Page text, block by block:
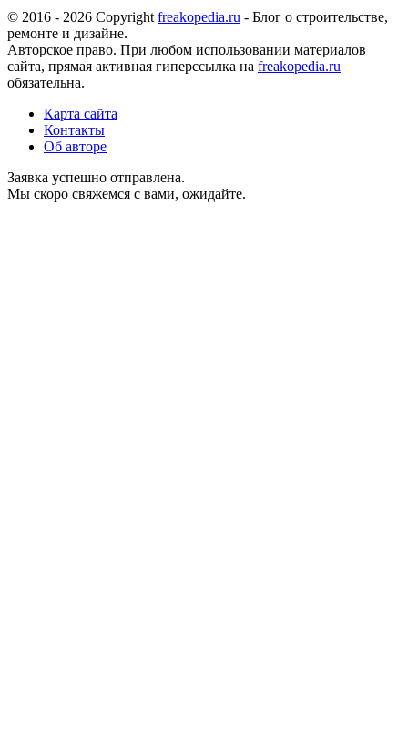
© 2016 - 2026 Copyrightfreakopedia.ru - Блог о строительстве,
ремонте и дизайне.
Авторское право. При любом использовании материалов
сайта, прямая активная гиперссылка на freakopedia.ru
обязательна.
Карта сайта
Контакты
Об авторе
Заявка успешно отправлена.
Мы скоро свяжемся с вами, ожидайте.